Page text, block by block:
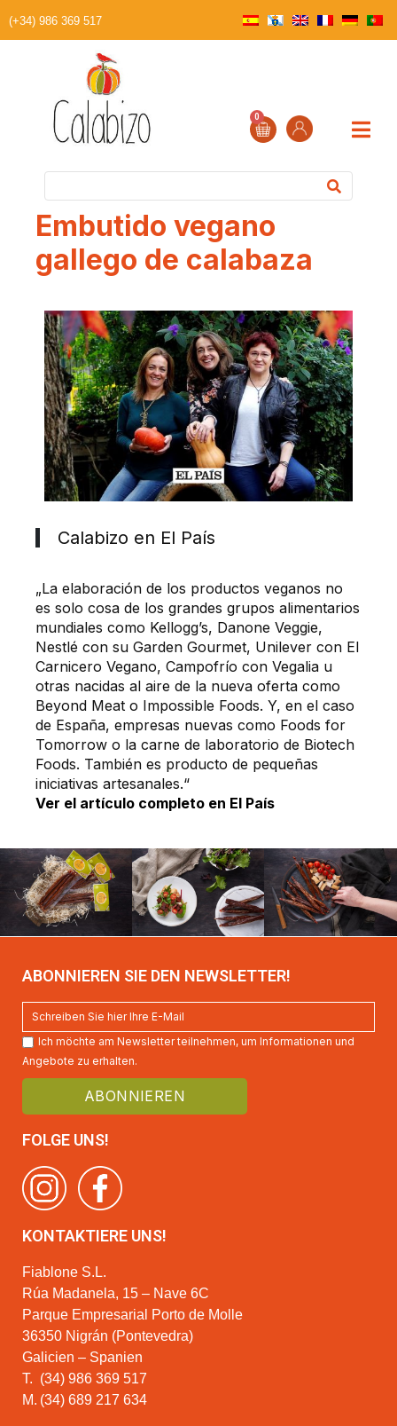
(+34) 986 369 517
0
Embutido vegano
gallego de calabaza
Calabizo en El País
„La elaboración de los productos veganos no
es solo cosa de los grandes grupos alimentarios
mundiales como Kellogg’s, Danone Veggie,
Nestlé con su Garden Gourmet, Unilever con El
Carnicero Vegano, Campofrío con Vegalia u
otras nacidas al aire de la nueva oferta como
Beyond Meat o Impossible Foods. Y, en el caso
de España, empresas nuevas como Foods for
Tomorrow o la carne de laboratorio de Biotech
Foods. También es producto de pequeñas
iniciativas artesanales.“
Ver el artículo completo en El País
ABONNIEREN SIE DEN NEWSLETTER!
Ich möchte am Newsletter teilnehmen, um Informationen und
Angebote zu erhalten.
FOLGE UNS!
KONTAKTIERE UNS!
Fiablone S.L.
Rúa Madanela, 15 – Nave 6C
Parque Empresarial Porto de Molle
36350 Nigrán (Pontevedra)
Galicien – Spanien
T. (34) 986 369 517
M. (34) 689 217 634